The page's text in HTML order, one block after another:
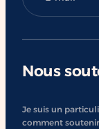
Nous
Je suis un
comment soutenir